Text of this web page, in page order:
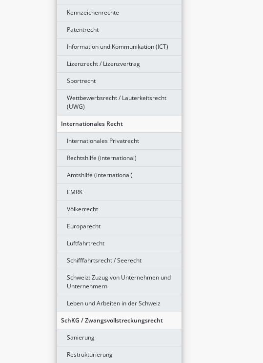
Kennzeichenrechte
Patentrecht
Information und Kommunikation (ICT)
Lizenzrecht / Lizenzvertrag
Sportrecht
Wettbewerbsrecht / Lauterkeitsrecht
(UWG)
Internationales Recht
Internationales Privatrecht
Rechtshilfe (international)
Amtshilfe (international)
EMRK
Völkerrecht
Europarecht
Luftfahrtrecht
Schifffahrtsrecht / Seerecht
Schweiz: Zuzug von Unternehmen und
Unternehmern
Leben und Arbeiten in der Schweiz
SchKG / Zwangsvollstreckungsrecht
Sanierung
Restrukturierung